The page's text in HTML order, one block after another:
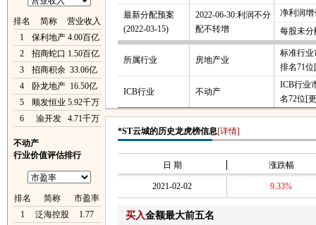
排名 简称
营业收入
1
保利地产 4.00百亿
2
招商蛇口 1.50百亿
3
招商积余 33.06亿
4
卧龙地产 16.50亿
5
顺发恒业 5.92千万
6
渝开发 4.71千万
不动产
行业价值评估排行
排名 简称
市盈率
1
泛海控股
1.77
最新分配预案
(2022-03-15)
2022-06-30:利润不分
配不转增
净利润增
每股未分
所属行业 房地产业
标准行业
排名71位
ICB行业 不动产
ICB行业
名72位[
*ST云城的历史龙虎榜信息[详情]
日 期 涨跌幅
2021-02-02 9.33%
买入金额最大前五名